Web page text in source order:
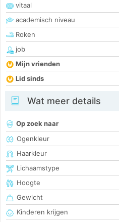
vitaal
academisch niveau
Roken
job
Mijn vrienden
Lid sinds
Wat meer details
Op zoek naar
Ogenkleur
Haarkleur
Lichaamstype
Hoogte
Gewicht
Kinderen krijgen